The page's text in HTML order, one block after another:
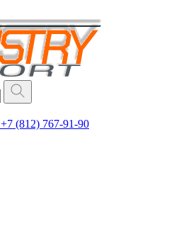
+7 (812) 767-91-90